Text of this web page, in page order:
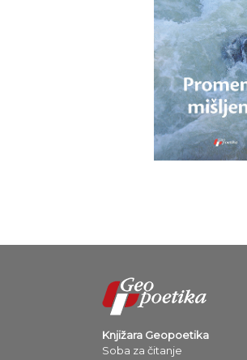
Knjižara Geopoetika
Soba za čitanje